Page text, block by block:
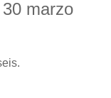
marzo